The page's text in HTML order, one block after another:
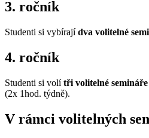
3. ročník
Studenti si vybírajídva volitelné
4. ročník
Studenti si volítři volitelné semináře
(2x 1hod. týdně).
V rámci volitelných